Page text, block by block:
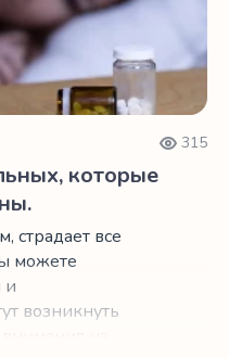
315
которые
страдает все
можете
и
возникнуть